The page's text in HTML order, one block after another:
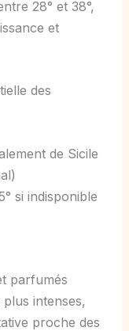
28° et 38°,
et
des
de Sicile
si indisponible
parfumés
intenses,
proche des